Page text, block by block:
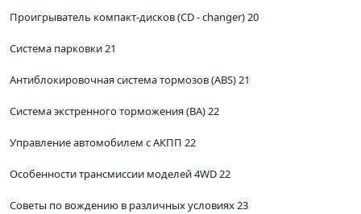
Проигрыватель компакт-дисков (CD - changer) 20
Система парковки 21
Антиблокировочная система тормозов (ABS) 21
Система экстренного торможения (ВА) 22
Управление автомобилем с АКПП 22
Особенности трансмиссии моделей 4WD 22
Советы по вождению в различных условиях 23